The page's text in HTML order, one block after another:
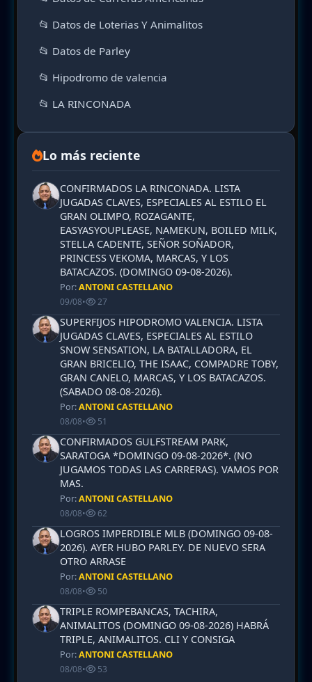
📂 Datos de Loterias Y Animalitos
📂 Datos de Parley
📂 Hipodromo de valencia
📂 LA RINCONADA
Lo más reciente
CONFIRMADOS LA RINCONADA. LISTA
JUGADAS CLAVES, ESPECIALES AL ESTILO EL
GRAN OLIMPO, ROZAGANTE,
EASYASYOUPLEASE, NAMEKUN, BOILED MILK,
STELLA CADENTE, SEÑOR SOÑADOR,
PRINCESS VEKOMA, MARCAS, Y LOS
BATACAZOS. (DOMINGO 09-08-2026).
Por:ANTONI CASTELLANO
09/08• 27
SUPERFIJOS HIPODROMO VALENCIA. LISTA
JUGADAS CLAVES, ESPECIALES AL ESTILO
SNOW SENSATION, LA BATALLADORA, EL
GRAN BRICELIO, THE ISAAC, COMPADRE TOBY,
GRAN CANELO, MARCAS, Y LOS BATACAZOS.
(SABADO 08-08-2026).
Por:ANTONI CASTELLANO
08/08• 51
CONFIRMADOS GULFSTREAM PARK,
SARATOGA *DOMINGO 09-08-2026*. (NO
JUGAMOS TODAS LAS CARRERAS). VAMOS POR
MAS.
Por:ANTONI CASTELLANO
08/08• 62
LOGROS IMPERDIBLE MLB (DOMINGO 09-08-
2026). AYER HUBO PARLEY. DE NUEVO SERA
OTRO ARRASE
Por:ANTONI CASTELLANO
08/08• 50
TRIPLE ROMPEBANCAS, TACHIRA,
ANIMALITOS (DOMINGO 09-08-2026) HABRÁ
TRIPLE, ANIMALITOS. CLI Y CONSIGA
Por:ANTONI CASTELLANO
08/08• 53